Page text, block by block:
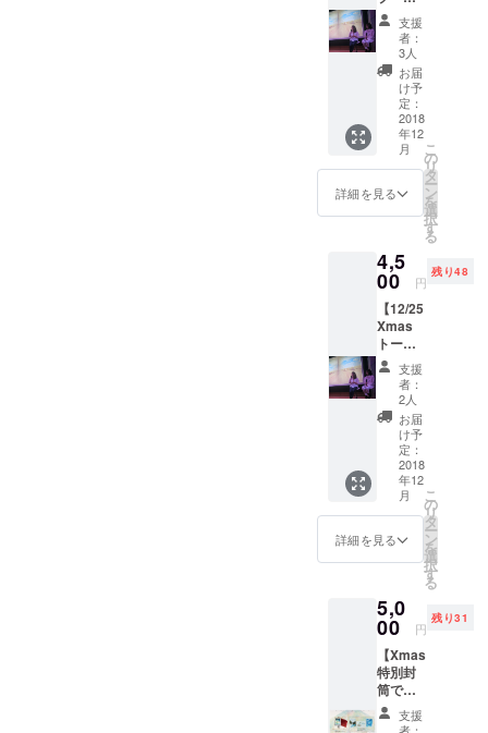
）
受け入れの
法則 山川亜
希子・紘矢
共著（徳間
書店）
MIRACLE—
奇跡の毎日
が始まる-
乗って
いま
す。あ
なたの
Special
tyを信
じて” ＜
8888
＞“豊か
さや成
なたに
ふさわ
迷わず
進み続
けてく
ださい”
＜9999
＞“あな
たの人
生のひ
とつの
段階が
終わり
を告
げ、新
たな章
へと突
入しま
す"
場でお
見せく
ださ
い。
所
EARTH
＋
GALLE
RY 江
東区木
場3-18-
チケッ
トの送
ん。リ
ターン
購入画
面が入
場チ
ケット
となり
ます。
当日会
場でお
見せく
ださ
い。
ドは2月
にお届
け予定
です。
◆"ハー
トラン
ド"への
入場チ
ケット
です。
12/24
12/25の
かお好
きな日
程で使
えま
す。
◆"ハー
トラン
ド"入場
者には
全員に
クリス
マスプ
レゼン
トが用
意され
す。 ◆
設定金
フォ
ワード
(支援)も
大歓迎
です！
美しい
循環に
お得な
セット
です。
◆設
定金額
以上の
ペイ
フォ
ワード
(支援)も
大歓迎
還元さ
せてい
ます。
・”幸福
の世界
樹”から
の幸福
のおす
そわ
け。 ・
世界樹
の葉を
使った
シルク
100％の
ハンカ
(祝福)を
テーマ
に草木
染めで
手染め
してい
ます。
トーク
ライブ
チケッ
ト（1ド
リン
ク、入
場チ
ケット
き）】
トーク
テーマ
ら、運
命を生
きよ
うー ペ
ルーで
の臨死
体験
や、イ
ンドで
の愛の
体験か
ら学ん
だ、生
きると
いうこ
と。自
分を知
化する
という
伝えま
す。こ
の日か
ら、人
支援
者：
3人
お届
け予
定：
2018
年12
月
詳細を見る
こ
の
リ
タ
ー
ン
を
選
択
す
る
4,5
00 円
残り48
【12/25
Xmas
トーク
ライブ
チケッ
ト（1ド
リン
ク、入
場チ
ケット
き）】
トーク
テーマ
｜ー今
命を生
きよ
うー ペ
ルーで
の臨死
体験
や、イ
ンドで
支援
者：
2人
お届
け予
定：
2018
年12
月
詳細を見る
こ
の
リ
タ
ー
ン
を
選
択
す
る
5,0
00 円
残り31
【Xmas
特別封
筒で届
く
ZENCH
支援